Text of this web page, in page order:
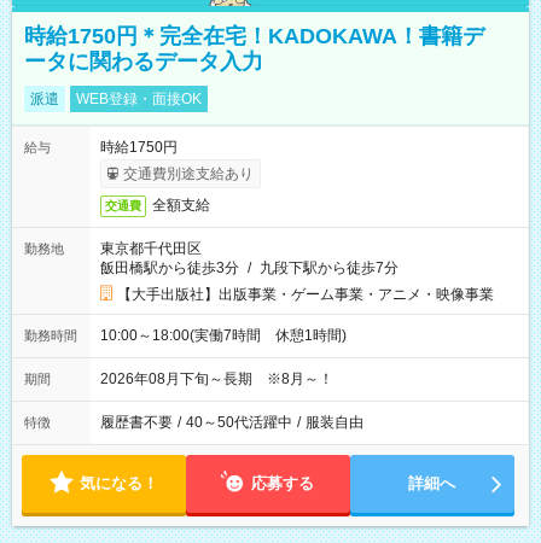
時給1750円＊完全在宅！KADOKAWA！書籍デ
ータに関わるデータ入力
派遣 WEB登録・面接OK
給与
時給1750円
交通費別途支給あり
交通費 全額支給
勤務地
東京都千代田区
飯田橋駅から徒歩3分 / 九段下駅から徒歩7分
【大手出版社】出版事業・ゲーム事業・アニメ・映像事業
勤務時間 10:00～18:00(実働7時間 休憩1時間)
期間 2026年08月下旬～長期 ※8月～！
特徴 履歴書不要 / 40～50代活躍中 / 服装自由
気になる！ 応募する 詳細へ